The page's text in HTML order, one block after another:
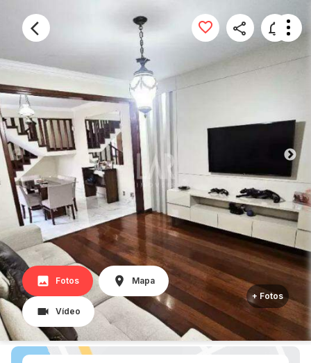
Fotos Mapa
Vídeo
+ Fotos